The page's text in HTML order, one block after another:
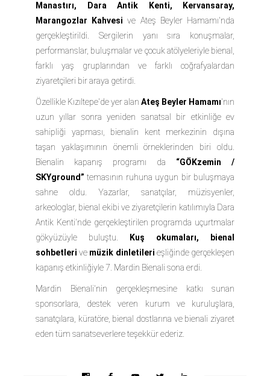
Manastırı, Dara Antik Kenti, Kervansaray,
Marangozlar Kahvesi ve Ateş Beyler Hamamı'nda
gerçekleştirildi. Sergilerin yanı sıra konuşmalar,
performanslar, buluşmalar ve çocuk atölyeleriyle bienal,
farklı yaş gruplarından ve farklı coğrafyalardan
ziyaretçileri bir araya getirdi.
Özellikle Kızıltepe'de yer alan Ateş Beyler Hamamı'nın
uzun yıllar sonra yeniden sanatsal bir etkinliğe ev
sahipliği yapması, bienalin kent merkezinin dışına
taşan yaklaşımının önemli örneklerinden biri oldu.
Bienalin kapanış programı da “GÖKzemin /
SKYground” temasının ruhuna uygun bir buluşmaya
sahne oldu. Yazarlar, sanatçılar, müzisyenler,
arkeologlar, bienal ekibi ve ziyaretçilerin katılımıyla Dara
Antik Kenti'nde gerçekleştirilen programda uçurtmalar
gökyüzüyle buluştu.
Kuş okumaları, bienal
sohbetleri ve müzik dinletileri eşliğinde gerçekleşen
kapanış etkinliğiyle7. Mardin Bienali sona erdi.
Mardin Bienali'nin gerçekleşmesine katkı sunan
sponsorlara, destek veren kurum ve kuruluşlara,
sanatçılara, küratöre, bienal dostlarına ve bienali ziyaret
eden tüm sanatseverlere teşekkür ederiz.